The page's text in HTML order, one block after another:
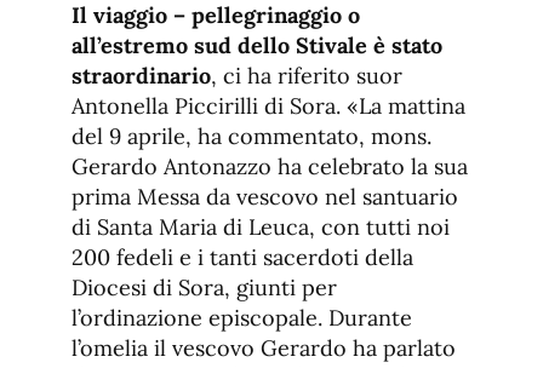
Il viaggio – pellegrinaggio o
all’estremo sud dello Stivale è stato
straordinario, ci ha riferito suor
Antonella Piccirilli di Sora. «La mattina
del 9 aprile, ha commentato, mons.
Gerardo Antonazzo ha celebrato la sua
prima Messa da vescovo nel santuario
di Santa Maria di Leuca, con tutti noi
200 fedeli e i tanti sacerdoti della
Diocesi di Sora, giunti per
l’ordinazione episcopale. Durante
l’omelia il vescovo Gerardo ha parlato